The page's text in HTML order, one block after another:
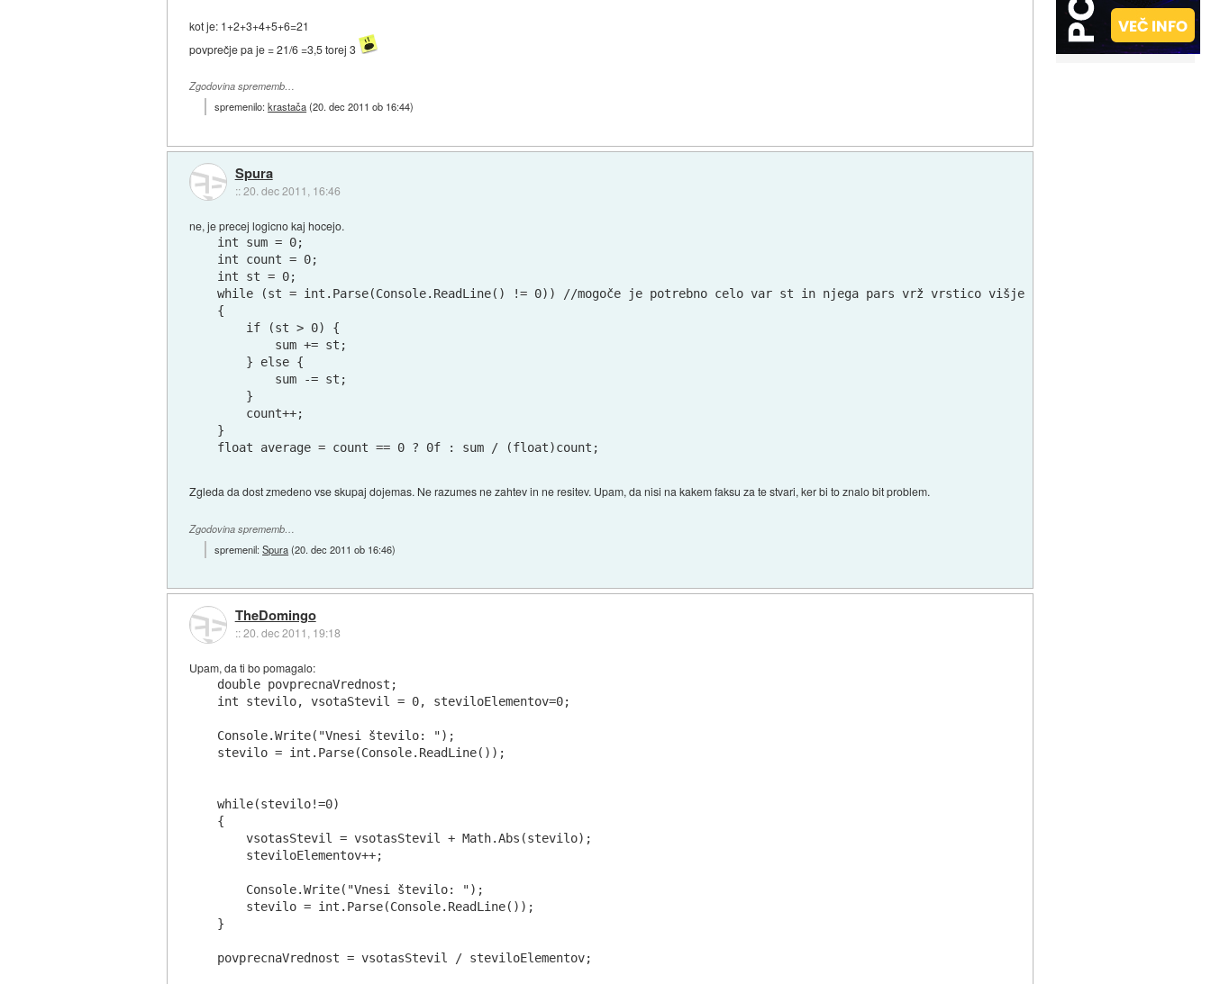
kot je: 1+2+3+4+5+6=21
povprečje pa je = 21/6 =3,5 torej 3
Zgodovina sprememb…
spremenilo:krastača(20. dec 2011 ob 16:44)
Spura
::20. dec 2011, 16:46
ne, je precej logicno kaj hocejo.
int sum = 0;
int count = 0;
int st = 0;
while (st = int.Parse(Console.ReadLine() != 0)) //mogoče je potrebno celo var st in njega pars vrž vrstico višje
{
    if (st > 0) {
        sum += st;
    } else {
        sum -= st;
    }
    count++;
}
Zgleda da dost zmedeno vse skupaj dojemas. Ne razumes ne zahtev in ne resitev. Upam, da nisi na kakem faksu za te stvari, ker bi to znalo bit problem.
Zgodovina sprememb…
spremenil:Spura(20. dec 2011 ob 16:46)
TheDomingo
::20. dec 2011, 19:18
Upam, da ti bo pomagalo:
double povprecnaVrednost;
int stevilo, vsotaStevil = 0, steviloElementov=0;
Console.Write("Vnesi število: ");
stevilo = int.Parse(Console.ReadLine());
while(stevilo!=0)
{
    vsotasStevil = vsotasStevil + Math.Abs(stevilo);
    steviloElementov++;
    Console.Write("Vnesi število: ");
    stevilo = int.Parse(Console.ReadLine());
}
povprecnaVrednost = vsotasStevil / steviloElementov;